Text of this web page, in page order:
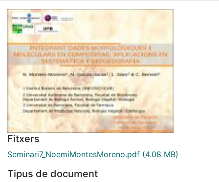
Contacte
Fitxers
Seminari7_NoemiMontesMoreno.pdf (4.08 MB)
Tipus de document